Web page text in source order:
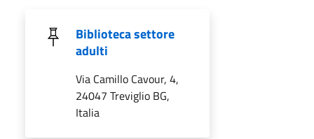
Biblioteca settore
adulti
Via Camillo Cavour, 4,
24047 Treviglio BG,
Italia